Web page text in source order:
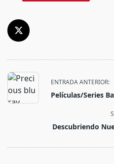
<span
class="nav-
subtitle
ENTRADA ANTERIOR:
Películas/Series
Descubriendo